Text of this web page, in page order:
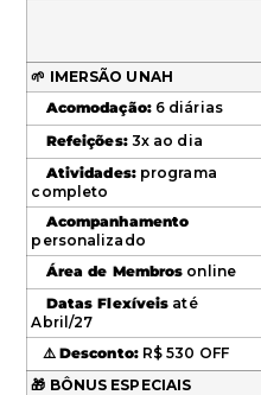
🌱 IMERSÃO UNAH
Acomodação:6 diárias
Refeições:3x ao dia
Atividades:programa
completo
Acompanhamento
personalizado
Área de Membros online
Datas Flexíveis até
Abril/27
⚠️ Desconto:R$ 530 OFF
🎁 BÔNUS ESPECIAIS